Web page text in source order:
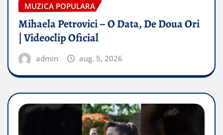
MUZICA POPULARA
Mihaela Petrovici – O Data, De Doua Ori
| Videoclip Oficial
admin aug. 5, 2026